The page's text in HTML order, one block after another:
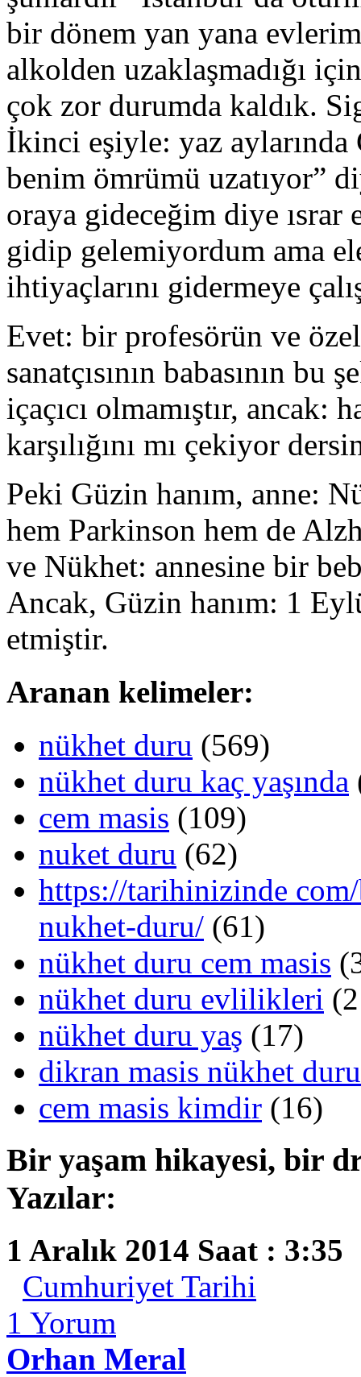
bir dönem yan yana
alkolden uzaklaşmadığı
çok zor durumda kaldık.
İkinci eşiyle: yaz aylarında
benim ömrümü uzatıyor”
oraya gideceğim diye ısrar
gidip gelemiyordum ama
ihtiyaçlarını gidermeye
Evet: bir profesörün ve
sanatçısının babasının bu
içaçıcı olmamıştır, ancak:
karşılığını mı çekiyor
Peki Güzin hanım, anne:
hem Parkinson hem de
ve Nükhet: annesine bir
Ancak, Güzin hanım: 1
etmiştir.
Aranan kelimeler:
nükhet duru (569)
nükhet duru kaç yaşında
cem masis (109)
nuket duru (62)
https://tarihinizinde
nukhet-duru/ (61)
nükhet duru cem masis
nükhet duru evlilikleri
nükhet duru yaş (17)
dikran masis nükhet duru
cem masis kimdir (16)
Bir yaşam hikayesi, bir
Yazılar:
1 Aralık 2014 Saat : 3:35
Cumhuriyet Tarihi
1 Yorum
Orhan Meral